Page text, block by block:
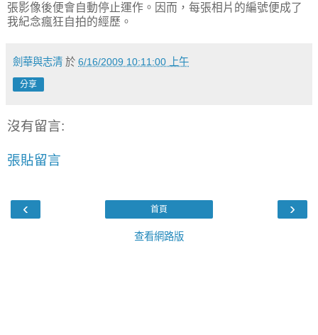
張影像後便會自動停止運作。因而，每張相片的編號便成了
我紀念瘋狂自拍的經歷。
劍華與志清 於 6/16/2009 10:11:00 上午
分享
沒有留言:
張貼留言
‹ ›
首頁
查看網路版